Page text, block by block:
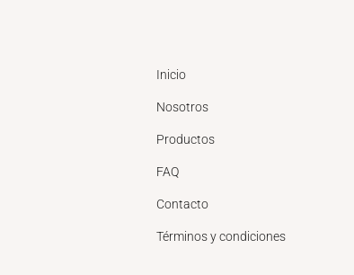
Inicio
Nosotros
Productos
FAQ
Contacto
Términos y condiciones